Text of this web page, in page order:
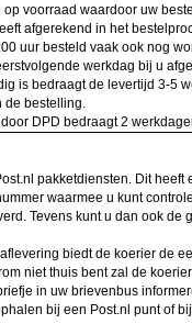
voorraad waardoor uw
afgerekend in het
uur besteld vaak ook nog
werkdag bij u
is bedraagt de levertijd 3-5
de bestelling.
DPD bedraagt 2
pakketdiensten. Dit
waarmee u kunt
Tevens kunt u dan ook de
biedt de koerier de
niet thuis bent zal de
in uw brievenbus
bij een Post.nl punt of